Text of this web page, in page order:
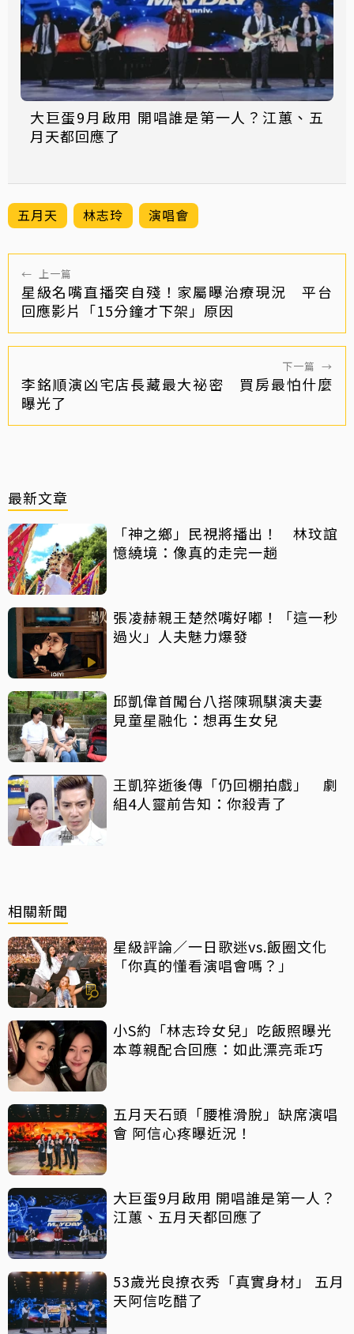
大巨蛋9月啟用 開唱誰是第一人？江蕙、五
月天都回應了
五月天 林志玲 演唱會
← 上一篇
星級名嘴直播突自殘！家屬曝治療現況 平台
回應影片「15分鐘才下架」原因
下一篇 →
李銘順演凶宅店長藏最大祕密 買房最怕什麼
曝光了
最新文章
「神之鄉」民視將播出！ 林玟誼
憶繞境：像真的走完一趟
張凌赫親王楚然嘴好嘟！「這一秒
過火」人夫魅力爆發
邱凱偉首闖台八搭陳珮騏演夫妻
見童星融化：想再生女兒
王凱猝逝後傳「仍回棚拍戲」 劇
組4人靈前告知：你殺青了
相關新聞
星級評論／一日歌迷vs.飯圈文化
「你真的懂看演唱會嗎？」
小S約「林志玲女兒」吃飯照曝光
本尊親配合回應：如此漂亮乖巧
五月天石頭「腰椎滑脫」缺席演唱
會 阿信心疼曝近況！
大巨蛋9月啟用 開唱誰是第一人？
江蕙、五月天都回應了
53歲光良撩衣秀「真實身材」 五月
天阿信吃醋了